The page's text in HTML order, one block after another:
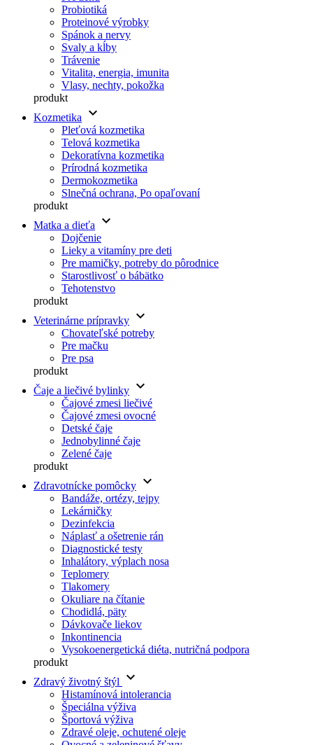
Probiotiká
Proteinové výrobky
Spánok a nervy
Svaly a kĺby
Trávenie
Vitalita, energia, imunita
Vlasy, nechty, pokožka
produkt
Kozmetika
keyboard_arrow_down
Pleťová kozmetika
Telová kozmetika
Dekoratívna kozmetika
Prírodná kozmetika
Dermokozmetika
Slnečná ochrana, Po opaľovaní
produkt
Matka a dieťa
keyboard_arrow_down
Dojčenie
Lieky a vitamíny pre deti
Pre mamičky, potreby do pôrodnice
Starostlivosť o bábätko
Tehotenstvo
produkt
Veterinárne prípravky keyboard_arrow_down
Chovateľské potreby
Pre mačku
Pre psa
produkt
Čaje a liečivé bylinky keyboard_arrow_down
Čajové zmesi liečivé
Čajové zmesi ovocné
Detské čaje
Jednobylinné čaje
Zelené čaje
produkt
Zdravotnícke pomôcky keyboard_arrow_down
Bandáže, ortézy, tejpy
Lekárničky
Dezinfekcia
Náplasť a ošetrenie rán
Diagnostické testy
Inhalátory, výplach nosa
Teplomery
Tlakomery
Okuliare na čítanie
Chodidlá, päty
Dávkovače liekov
Inkontinencia
Vysokoenergetická diéta, nutričná podpora
produkt
Zdravý životný štýl
keyboard_arrow_down
Histamínová intolerancia
Špeciálna výživa
Športová výživa
Zdravé oleje, ochutené oleje